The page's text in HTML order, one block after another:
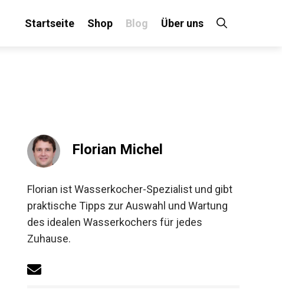
Startseite Shop Blog Über uns
Florian Michel
Florian ist Wasserkocher-Spezialist und gibt
praktische Tipps zur Auswahl und Wartung
des idealen Wasserkochers für jedes
Zuhause.